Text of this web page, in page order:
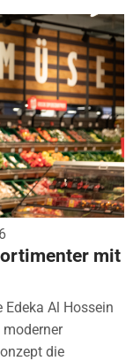
mit
Edeka Al Hossein
die